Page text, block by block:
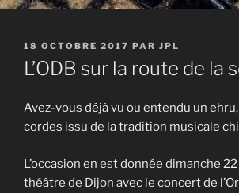
PUBLIÉ
LE
18 OCTOBRE 2017 PAR JPL
L’ODB sur la route de la
Avez-vous déjà vu ou entendu un
cordes issu de la tradition musicale
L’occasion en est donnée dimanche
théâtre de Dijon avec le concert de